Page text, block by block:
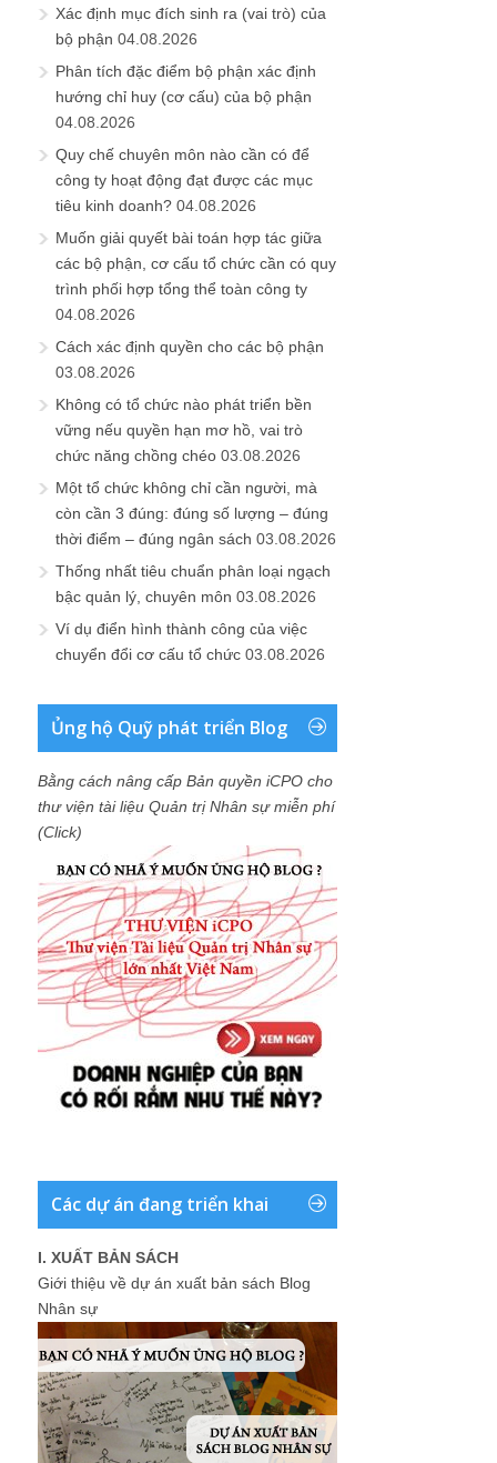
Xác định mục đích sinh ra (vai trò) của
bộ phận 04.08.2026
Phân tích đặc điểm bộ phận xác định
hướng chỉ huy (cơ cấu) của bộ phận
04.08.2026
Quy chế chuyên môn nào cần có để
công ty hoạt động đạt được các mục
tiêu kinh doanh? 04.08.2026
Muốn giải quyết bài toán hợp tác giữa
các bộ phận, cơ cấu tổ chức cần có quy
trình phối hợp tổng thể toàn công ty
04.08.2026
Cách xác định quyền cho các bộ phận
03.08.2026
Không có tổ chức nào phát triển bền
vững nếu quyền hạn mơ hồ, vai trò
chức năng chồng chéo 03.08.2026
Một tổ chức không chỉ cần người, mà
còn cần 3 đúng: đúng số lượng – đúng
thời điểm – đúng ngân sách 03.08.2026
Thống nhất tiêu chuẩn phân loại ngạch
bậc quản lý, chuyên môn 03.08.2026
Ví dụ điển hình thành công của việc
chuyển đổi cơ cấu tổ chức 03.08.2026
Ủng hộ Quỹ phát triển Blog
Bằng cách nâng cấp Bản quyền iCPO cho
thư viện tài liệu Quản trị Nhân sự miễn phí
(Click)
Các dự án đang triển khai
I. XUẤT BẢN SÁCH
Giới thiệu về dự án xuất bản sách Blog
Nhân sự